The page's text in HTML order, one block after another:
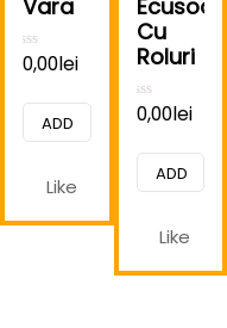
Vara
Rated
0,00lei
ADD
Like
Ecusoane
Cu
Roluri
Rated
0,00lei
ADD
Like